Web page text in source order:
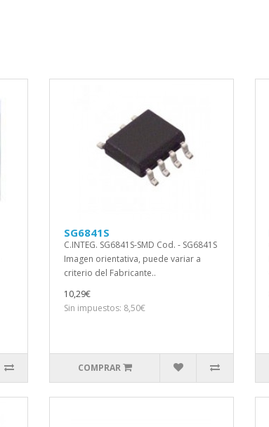
SG6841S
C.INTEG. SG6841S-SMD Cod. - SG6841S
Imagen orientativa, puede variar a
criterio del Fabricante..
10,29€
Sin impuestos: 8,50€
COMPRAR